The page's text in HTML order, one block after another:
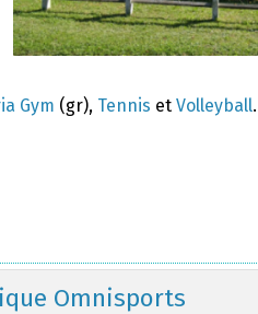
Gym (gr), Tennis et Volleyball.
Omnisports